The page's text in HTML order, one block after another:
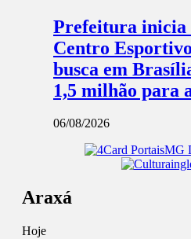
Prefeitura inicia
Centro
busca em
1,5 milhão para
06/08/2026
Araxá
Hoje